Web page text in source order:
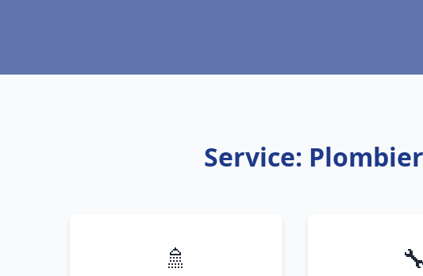
Service:
🚿 🔧